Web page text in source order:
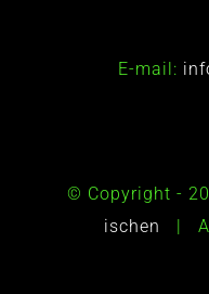
E-mail:
© Copyright -
ischen
|